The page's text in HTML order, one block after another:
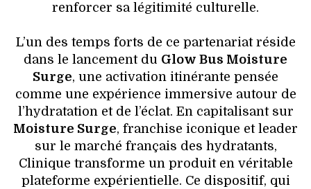
renforcer sa légitimité culturelle.
L’un des temps forts de ce partenariat réside
dans le lancement du Glow Bus Moisture
Surge, une activation itinérante pensée
comme une expérience immersive autour de
l’hydratation et de l’éclat. En capitalisant sur
Moisture Surge, franchise iconique et leader
sur le marché français des hydratants,
Clinique transforme un produit en véritable
plateforme expérientielle. Ce dispositif, qui